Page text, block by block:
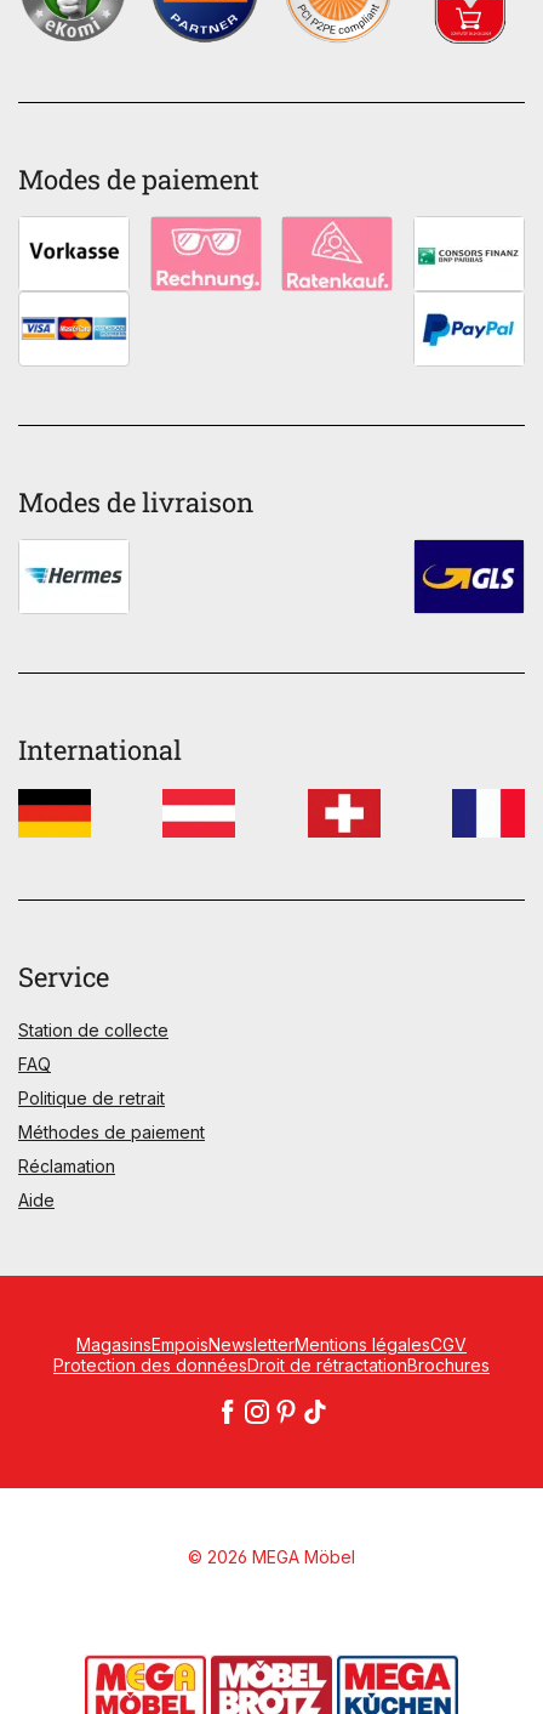
Modes de paiement
Modes de livraison
International
Service
Station de collecte
FAQ
Politique de retrait
Méthodes de paiement
Réclamation
Aide
MagasinsEmpoisNewsletterMentions légalesCGV
Protection des donnéesDroit de rétractationBrochures
© 2026 MEGA Möbel